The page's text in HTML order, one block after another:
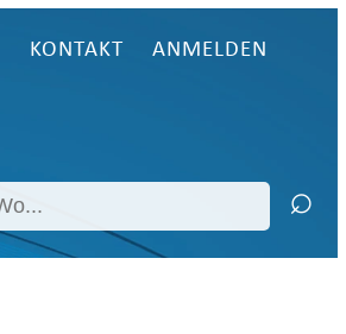
KONTAKT ANMELDEN